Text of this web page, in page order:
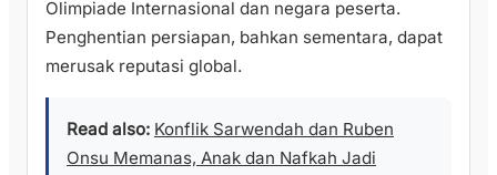
Olimpiade Internasional dan negara peserta.
Penghentian persiapan, bahkan sementara, dapat
merusak reputasi global.
Read also: Konflik Sarwendah dan Ruben
Onsu Memanas, Anak dan Nafkah Jadi